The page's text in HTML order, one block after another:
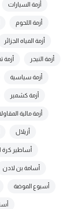
أزمة السيارات
أزمة اللحوم
أزمة المياه الجزائر
أزمة النيجر أزمة
أزمة سياسية
أزمة كشمير
أزمة مالية
أزيلال
أساطير كرة
أسامة بن لادن
أسبوع الموضة